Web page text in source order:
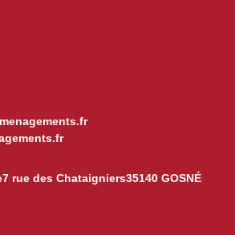
7 rue des Chataigniers35140 GOSNÉ